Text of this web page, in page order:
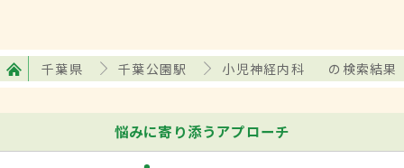
千葉県 千葉公園駅 小児神経内科 の検索結果
悩みに寄り添うアプローチ